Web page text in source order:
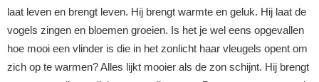
laat leven en brengt leven. Hij brengt warmte en geluk. Hij laat de
vogels zingen en bloemen groeien. Is het je wel eens opgevallen
hoe mooi een vlinder is die in het zonlicht haar vleugels opent om
zich op te warmen? Alles lijkt mooier als de zon schijnt. Hij brengt